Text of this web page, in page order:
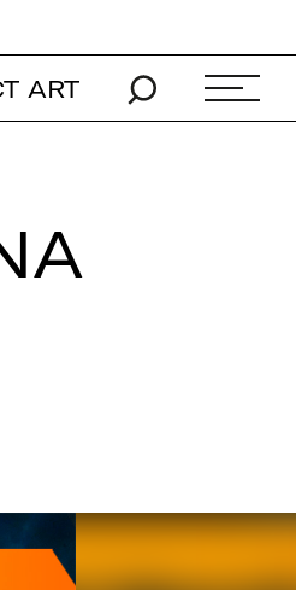
ART